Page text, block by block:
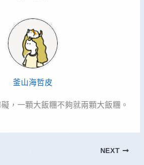
釜山海哲皮
，一顆大飯糰不夠就兩顆大飯糰。
NEXT